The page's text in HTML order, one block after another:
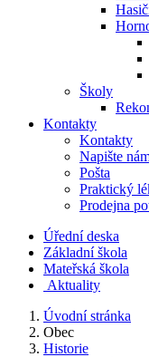
Školy
Kontakty
Kontakty
Napište
Pošta
Praktický
Prodejna
Úřední deska
Základní škola
Mateřská škola
Aktuality
Úvodní stránka
Obec
Historie